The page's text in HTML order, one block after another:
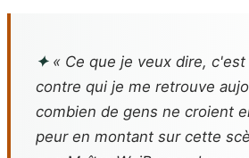
✦« Ce que je veux dire,
contre qui je me retrouve
combien de gens ne croient
peur en montant sur cette